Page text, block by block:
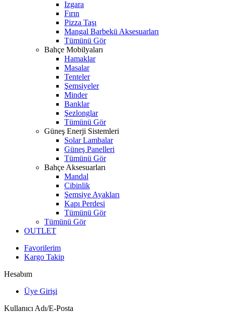
Izgara
Fırın
Pizza Taşı
Mangal Barbekü Aksesuarları
Tümünü Gör
Bahçe Mobilyaları
Hamaklar
Masalar
Tenteler
Şemsiyeler
Minder
Banklar
Şezlonglar
Tümünü Gör
Güneş Enerji Sistemleri
Solar Lambalar
Güneş Panelleri
Tümünü Gör
Bahçe Aksesuarları
Mandal
Cibinlik
Şemsiye Ayakları
Kapı Perdesi
Tümünü Gör
Tümünü Gör
OUTLET
Favorilerim
Kargo Takip
Hesabım
Üye Girişi
Kullanıcı Adı/E-Posta